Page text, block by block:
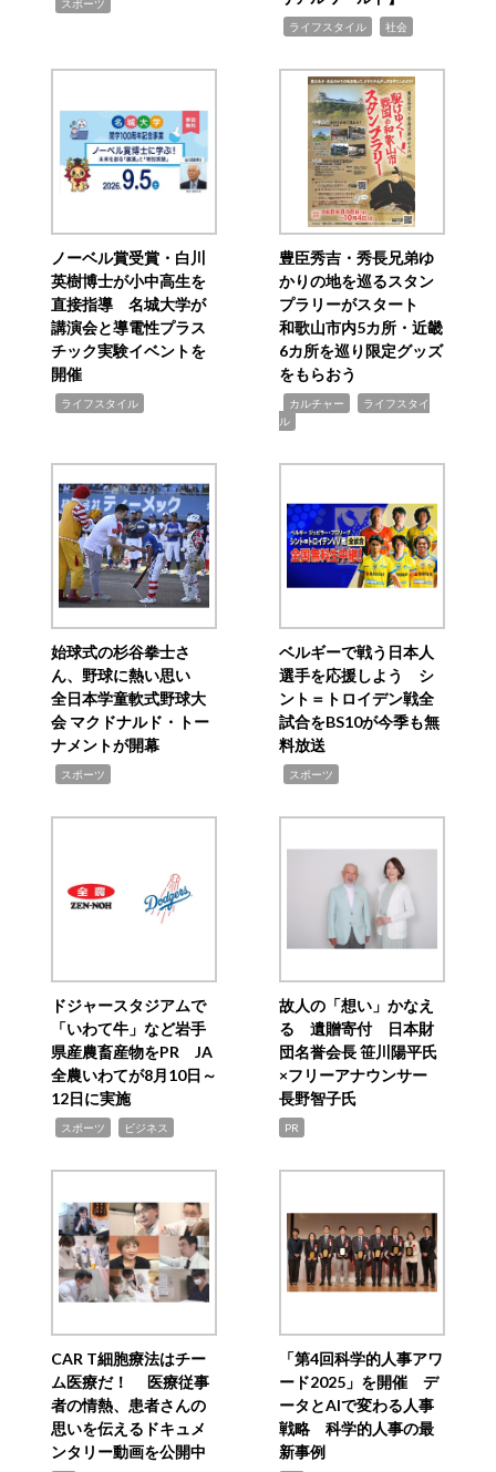
スポーツ
ライフスタイル 社会
ノーベル賞受賞・白川
英樹博士が小中高生を
直接指導 名城大学が
講演会と導電性プラス
チック実験イベントを
開催
ライフスタイル
豊臣秀吉・秀長兄弟ゆ
かりの地を巡るスタン
プラリーがスタート
和歌山市内5カ所・近畿
6カ所を巡り限定グッズ
をもらおう
カルチャー
ライフスタイ
ル
始球式の杉谷拳士さ
ん、野球に熱い思い
全日本学童軟式野球大
会 マクドナルド・トー
ナメントが開幕
スポーツ
ベルギーで戦う日本人
選手を応援しよう シ
ント＝トロイデン戦全
試合をBS10が今季も無
料放送
スポーツ
ドジャースタジアムで
「いわて牛」など岩手
県産農畜産物をPR JA
全農いわてが8月10日～
12日に実施
スポーツ ビジネス
故人の「想い」かなえ
る 遺贈寄付 日本財
団名誉会長 笹川陽平氏
×フリーアナウンサー
長野智子氏
PR
CAR T細胞療法はチー
ム医療だ！ 医療従事
者の情熱、患者さんの
思いを伝えるドキュメ
ンタリー動画を公開中
「第4回科学的人事アワ
ード2025」を開催 デ
ータとAIで変わる人事
戦略 科学的人事の最
新事例